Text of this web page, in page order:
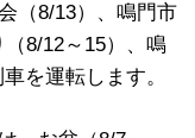
（8/13）、鳴門市
8/12～15）、鳴
を運転します。